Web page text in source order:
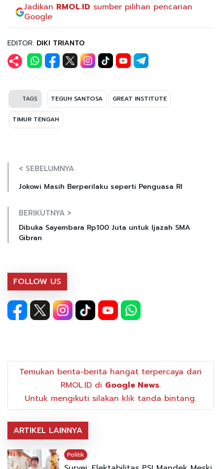
Jadikan RMOL.ID sumber pilihan pencarian
Google
EDITOR: DIKI TRIANTO
TAGS TEGUH SANTOSA GREAT INSTITUTE
TIMUR TENGAH
< SEBELUMNYA
Jokowi Masih Berperilaku seperti Penguasa RI
BERIKUTNYA >
Dibuka Sayembara Rp100 Juta untuk Ijazah SMA
Gibran
FOLLOW US
Temukan berita-berita hangat terpercaya dari
RMOL.ID di Google News.
Untuk mengikuti silakan klik tanda bintang.
ARTIKEL LAINNYA
Politik